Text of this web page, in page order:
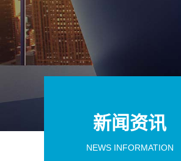
新闻资讯
NEWS INFORMATION